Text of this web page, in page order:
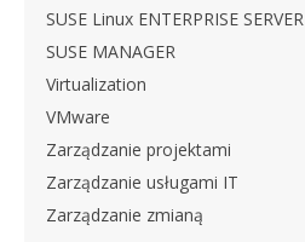
SUSE Linux ENTERPRISE SERVER
SUSE MANAGER
Virtualization
VMware
Zarządzanie projektami
Zarządzanie usługami IT
Zarządzanie zmianą